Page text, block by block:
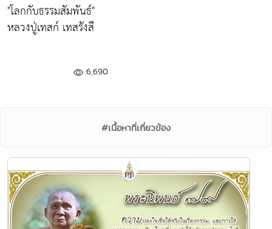
"โลกกับธรรมสัมพันธ์"
หลวงปู่เทสก์ เทสรังสี
6,690
#เนื้อหาที่เกี่ยวข้อง